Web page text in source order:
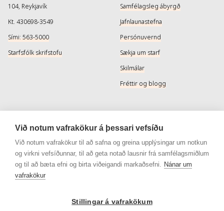
104, Reykjavík
Kt. 430698-3549
Sími: 563-5000
Starfsfólk skrifstofu
Samfélagsleg ábyrgð
Jafnlaunastefna
Persónuvernd
Sækja um starf
Skilmálar
Fréttir og blogg
Þjónusta
Afhendingarmöguleikar
Skilareglur
Algengar spurningar
Samfélagsmiðlar
Instagram
Instagram - Snyrtivara
Við notum vafrakökur á þessari vefsíðu
Við notum vafrakökur til að safna og greina upplýsingar um notkun
og virkni vefsíðunnar, til að geta notað lausnir frá samfélagsmiðlum
og til að bæta efni og birta viðeigandi markaðsefni. Nánar um
vafrakökur
Stillingar á vafrakökum